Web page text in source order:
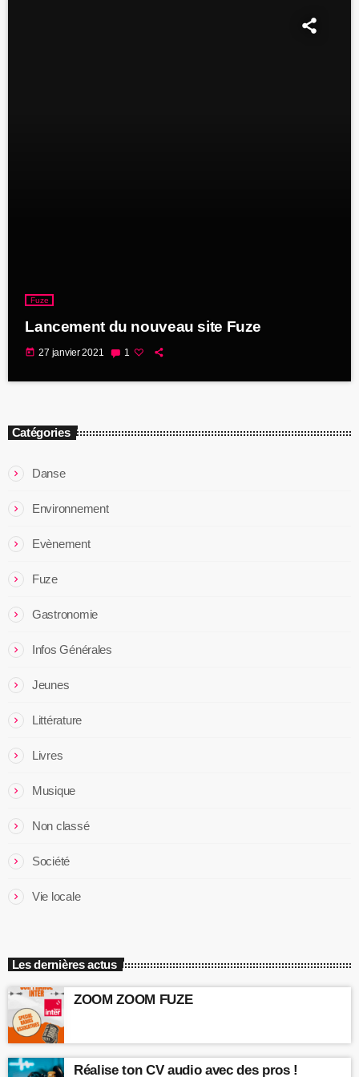
Fuze
Lancement du nouveau site Fuze
today 27 janvier 2021 1
Catégories
Danse
Environnement
Evènement
Fuze
Gastronomie
Infos Générales
Jeunes
Littérature
Livres
Musique
Non classé
Société
Vie locale
Les dernières actus
ZOOM ZOOM FUZE
Réalise ton CV audio avec des pros !